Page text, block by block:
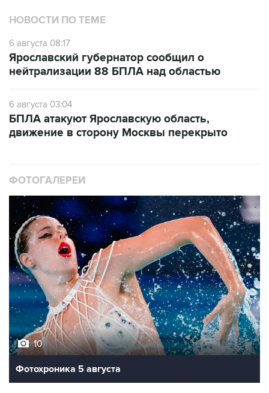
НОВОСТИ ПО ТЕМЕ
6 августа 08:17
Ярославский губернатор сообщил о
нейтрализации 88 БПЛА над областью
6 августа 03:04
БПЛА атакуют Ярославскую область,
движение в сторону Москвы перекрыто
ФОТОГАЛЕРЕИ
10
Фотохроника 5 августа